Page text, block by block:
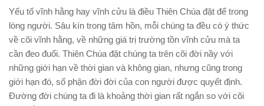
Yếu tố vĩnh hằng hay vĩnh cửu là điều Thiên Chúa đặt để trong
lòng người. Sâu kín trong tâm hồn, mỗi chúng ta đều có ý thức
về cõi vĩnh hằng, về những giá trị trường tồn vĩnh cửu mà ta
cần đeo đuổi. Thiên Chúa đặt chúng ta trên cõi đời nầy với
những giới hạn về thời gian và không gian, nhưng cũng trong
giới hạn đó, số phận đời đời của con người được quyết định.
Đường đời chúng ta đi là khoảng thời gian rất ngắn so với cõi